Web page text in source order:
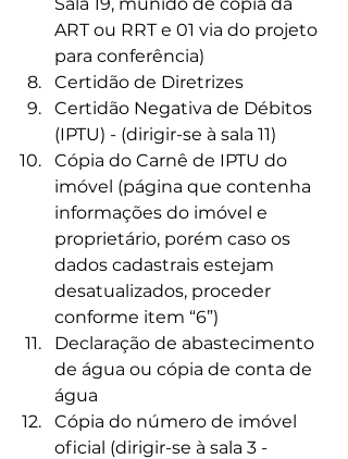
ART ou RRT e 01 via do projeto
para conferência)
Certidão de Diretrizes
Certidão Negativa de Débitos
(IPTU) - (dirigir-se à sala 11)
Cópia do Carnê de IPTU do
imóvel (página que contenha
informações do imóvel e
proprietário, porém caso os
dados cadastrais estejam
desatualizados, proceder
conforme item “6”)
Declaração de abastecimento
de água ou cópia de conta de
água
Cópia do número de imóvel
oficial (dirigir-se à sala 3 -